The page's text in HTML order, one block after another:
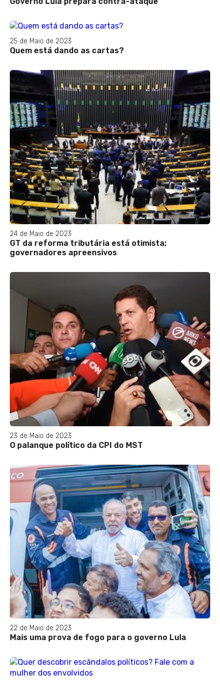
25 de Maio de 2023
Quem está dando as cartas?
24 de Maio de 2023
GT da reforma tributária está otimista;
governadores apreensivos
23 de Maio de 2023
O palanque político da CPI do MST
22 de Maio de 2023
Mais uma prova de fogo para o governo Lula